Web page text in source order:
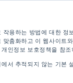
용하는 방법에 대한 정
춤화하고 이 웹사이트
인정보 보호정책을 참조
서 추적되지 않는 기본